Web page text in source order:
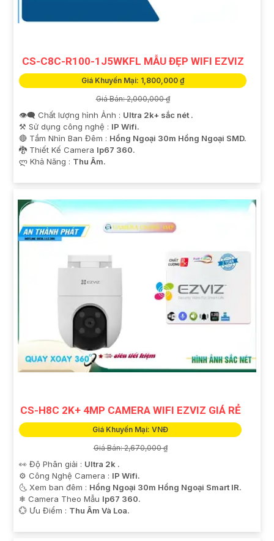
CS-C8C-R100-1J5WKFL MẪU ĐẸP WIFI EZVIZ
Giá Khuyến Mại: 1,800,000 ₫
Giá Bán: 2,000,000 ₫
👁️‍🗨 Chất lượng hình Ảnh : Ultra 2k+ sắc nét .
⚒ Sử dụng công nghệ : IP Wifi.
🔴 Tầm Nhìn Ban Đêm : Hồng Ngoại 30m Hồng Ngoại SMD.
🐉️ Thiết Kế Camera Ip67 360.
️ლ Khả Năng : Thu Âm.
CS-H8C 2K+ 4MP CAMERA WIFI EZVIZ GIÁ RẺ
Giá Khuyến Mại: VNĐ
Giá Bán: 2,670,000 ₫
👀 Độ Phân giải : Ultra 2k .
⚙ Công Nghệ Camera : IP Wifi.
🌜 Xem ban đêm : Hồng Ngoại 30m Hồng Ngoại Smart IR.
❄ Camera Theo Mẫu Ip67 360.
️💮 Ưu Điểm : Thu Âm Và Loa.